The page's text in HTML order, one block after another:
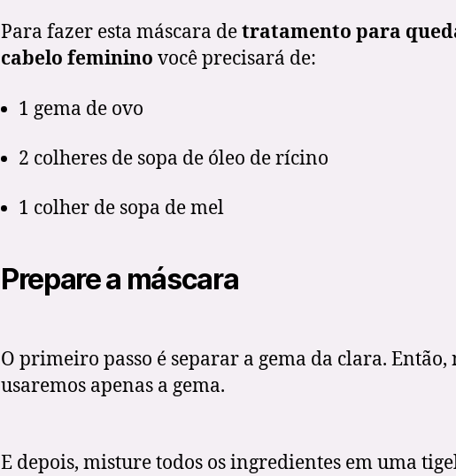
Para fazer esta máscara detratamento para
cabelo feminino você precisará de:
1 gema de ovo
2 colheres de sopa de óleo de rícino
1 colher de sopa de mel
Prepare a máscara
O primeiro passo é separar a gema da clara. Então,
usaremos apenas a gema.
E depois, misture todos os ingredientes em uma